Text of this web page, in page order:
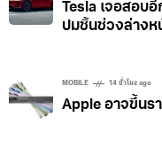
Tesla เจอสอบ
ปมชิ้นช่วงล่างห
MOBILE 14 ชั่วโมง ago
Apple อาจขึ้นร